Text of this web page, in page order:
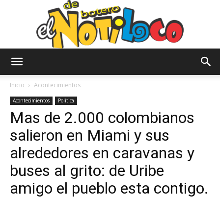
Notiloco
de
Inicio Acontecimientos
Acontecimientos Política
Mas de 2.000 colombianos
salieron en Miami y sus
alrededores en caravanas y
buses al grito: de Uribe
amigo el pueblo esta contigo.